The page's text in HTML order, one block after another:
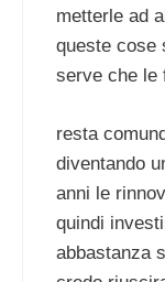
metterle ad
queste cose
serve che le
resta
diventando
anni le
quindi
abbastanza